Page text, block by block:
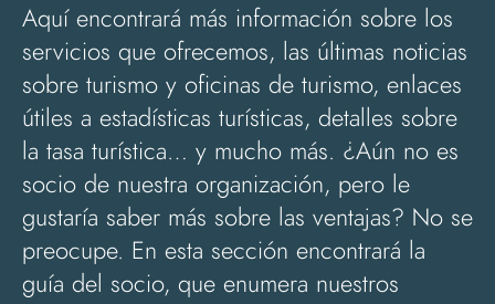
Aquí encontrará más información sobre los
servicios que ofrecemos, las últimas noticias
sobre turismo y oficinas de turismo, enlaces
útiles a estadísticas turísticas, detalles sobre
la tasa turística… y mucho más. ¿Aún no es
socio de nuestra organización, pero le
gustaría saber más sobre las ventajas? No se
preocupe. En esta sección encontrará la
guía del socio, que enumera nuestros